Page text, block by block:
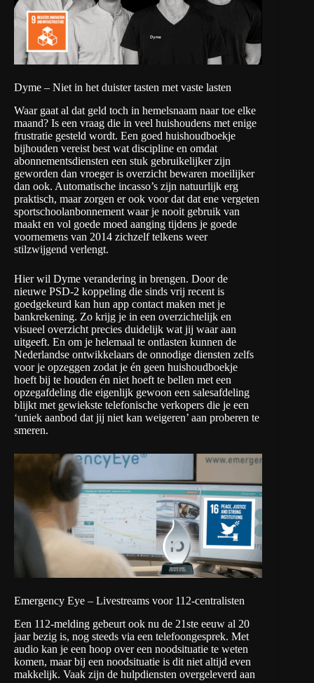
Dyme – Niet in het duister tasten met vaste lasten
Waar gaat al dat geld toch in hemelsnaam naar toe elke
maand? Is een vraag die in veel huishoudens met enige
frustratie gesteld wordt. Een goed huishoudboekje
bijhouden vereist best wat discipline en omdat
abonnementsdiensten een stuk gebruikelijker zijn
geworden dan vroeger is overzicht bewaren moeilijker
dan ook. Automatische incasso’s zijn natuurlijk erg
praktisch, maar zorgen er ook voor dat dat ene vergeten
sportschoolanbonnement waar je nooit gebruik van
maakt en vol goede moed aanging tijdens je goede
voornemens van 2014 zichzelf telkens weer
stilzwijgend verlengt.
Hier wil Dyme verandering in brengen. Door de
nieuwe PSD-2 koppeling die sinds vrij recent is
goedgekeurd kan hun app contact maken met je
bankrekening. Zo krijg je in een overzichtelijk en
visueel overzicht precies duidelijk wat jij waar aan
uitgeeft. En om je helemaal te ontlasten kunnen de
Nederlandse ontwikkelaars de onnodige diensten zelfs
voor je opzeggen zodat je én geen huishoudboekje
hoeft bij te houden én niet hoeft te bellen met een
opzegafdeling die eigenlijk gewoon een salesafdeling
blijkt met gewiekste telefonische verkopers die je een
‘uniek aanbod dat jij niet kan weigeren’ aan proberen te
smeren.
Emergency Eye – Livestreams voor 112-centralisten
Een 112-melding gebeurt ook nu de 21ste eeuw al 20
jaar bezig is, nog steeds via een telefoongesprek. Met
audio kan je een hoop over een noodsituatie te weten
komen, maar bij een noodsituatie is dit niet altijd even
makkelijk. Vaak zijn de hulpdiensten overgeleverd aan